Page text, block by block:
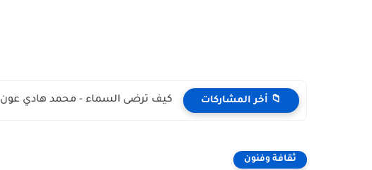
📁 أخر المشاركات كيف ترضى السماء - محمد هادي عون
ثقافة وفنون